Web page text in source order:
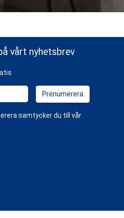
vårt nyhetsbrev
Prenumerera
samtycker du till vår